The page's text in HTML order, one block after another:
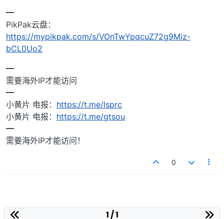
━
PikPak云盘：
https://mypikpak.com/s/VOnTwYpqcuZ72g9Miz-
bCL0Uo2
━
需要海外IP才能访问
━
小黄片 电报： https://t.me/lsprc
小黄片 电报： https://t.me/gtsou
━
需要海外IP才能访问！
0
1 / 1